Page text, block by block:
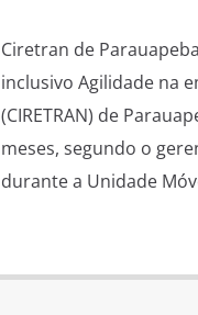
Ciretran de
inclusivo Agilidade na
(CIRETRAN) de
meses, segundo o
durante a Unidade